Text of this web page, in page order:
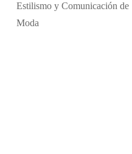
Estilismo y Comunicación de
Moda